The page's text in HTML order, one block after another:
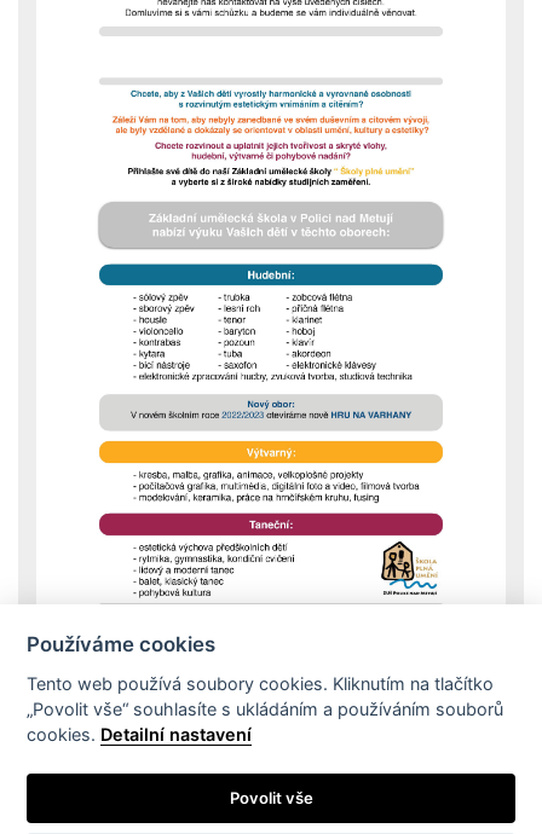
Dokumenty školy
SRPŠ při ZUŠ
Používáme cookies
Tento web používá soubory cookies. Kliknutím na tlačítko
„Povolit vše“ souhlasíte s ukládáním a používáním souborů
cookies. Detailní nastavení
Povolit vše